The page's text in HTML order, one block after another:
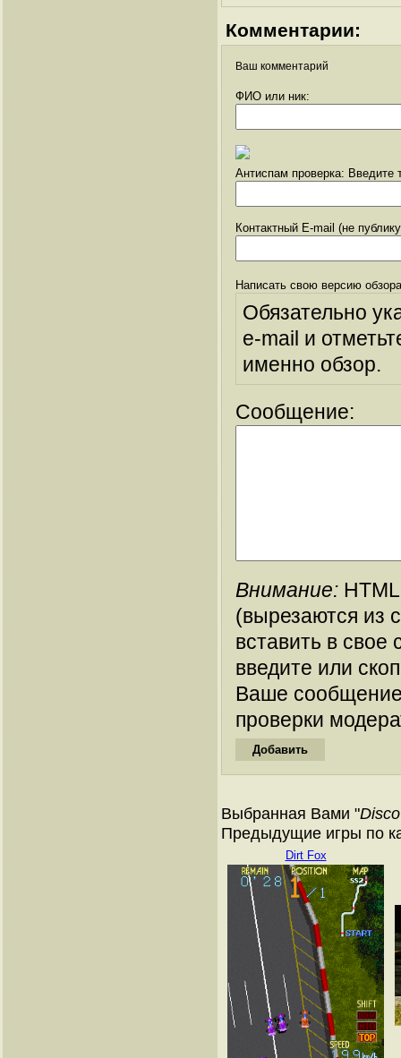
Комментарии:
Ваш комментарий
ФИО или ник:
Антиспам проверка: Введите
Контактный E-mail (не
Написать свою версию
Обязательно
e-mail и
именно обзор.
Сообщение:
Внимание:
(вырезаются из
вставить в
введите или
Ваше
проверки
Выбранная Вами "
Предыдущие игры по
Dirt Fox